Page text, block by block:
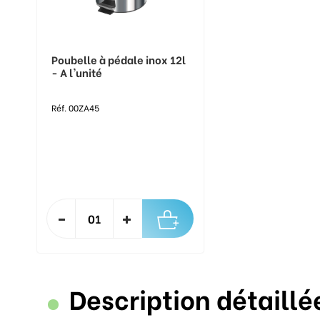
Poubelle à pédale inox 12l
- A l'unité
Réf. 00ZA45
Description